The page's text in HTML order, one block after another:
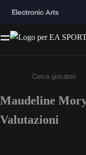
Inserisci un
Maudeline
Valutazioni